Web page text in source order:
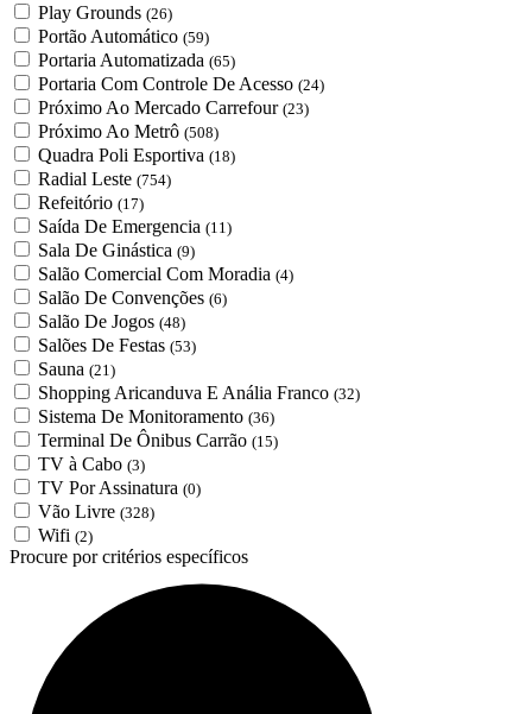
Play Grounds (26)
Portão Automático (59)
Portaria Automatizada (65)
Portaria Com Controle De Acesso (24)
Próximo Ao Mercado Carrefour (23)
Próximo Ao Metrô (508)
Quadra Poli Esportiva (18)
Radial Leste (754)
Refeitório (17)
Saída De Emergencia (11)
Sala De Ginástica (9)
Salão Comercial Com Moradia (4)
Salão De Convenções (6)
Salão De Jogos (48)
Salões De Festas (53)
Sauna (21)
Shopping Aricanduva E Anália Franco (32)
Sistema De Monitoramento (36)
Terminal De Ônibus Carrão (15)
TV à Cabo (3)
TV Por Assinatura (0)
Vão Livre (328)
Wifi (2)
Procure por critérios específicos